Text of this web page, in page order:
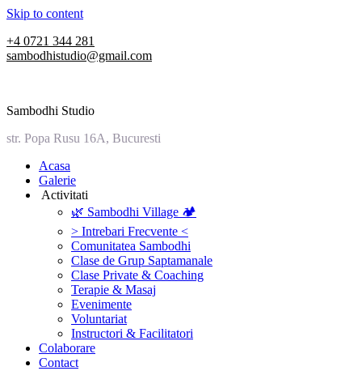
Skip to content
+4 0721 344 281
sambodhistudio@gmail.com
Sambodhi Studio
str. Popa Rusu 16A, Bucuresti
‎Acasa
Galerie
‎ ‎Activitati‎
🌿 Sambodhi Village 🏕️
> Intrebari Frecvente <
Comunitatea Sambodhi
Clase de Grup Saptamanale
Clase Private & Coaching
Terapie & Masaj
‎Evenimente
Voluntariat
‏‏‎Instructori & Facilitatori
Colaborare
Contact